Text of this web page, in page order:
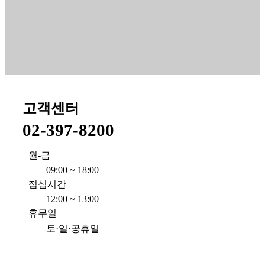
고객센터
02-397-8200
월-금
09:00 ~ 18:00
점심시간
12:00 ~ 13:00
휴무일
토·일·공휴일